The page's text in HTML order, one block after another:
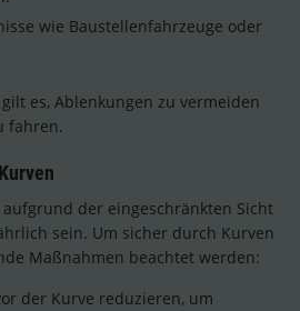
wie Baustellenfahrzeuge oder
es, Ablenkungen zu vermeiden
fahren.
der eingeschränkten Sicht
sein. Um sicher durch Kurven
Maßnahmen beachtet werden:
der Kurve reduzieren, um